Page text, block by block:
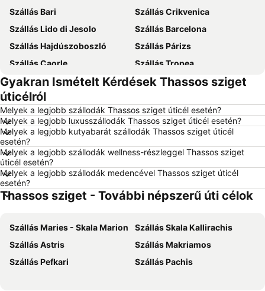
Szállás Bari
Szállás Crikvenica
Szállás Lido di Jesolo
Szállás Barcelona
Szállás Hajdúszoboszló
Szállás Párizs
Szállás Caorle
Szállás Tropea
Szállás Dubrovnik
Szállás Eger
Szállás Debrecen
Szállás Balatonfüred
Szállás London
Szállás Portorož
Szállás Napospart
Szállás Alghero
Szállás Rodosz sziget
Szállás Olaszország
Szállás Málta
Szállás Korfu
Szállás Görögország
Szállás Szlovénia
Gyakran Ismételt Kérdések Thassos sziget
úticélról
Melyek a legjobb szállodák Thassos sziget úticél esetén?
Melyek a legjobb luxusszállodák Thassos sziget úticél esetén?
Melyek a legjobb kutyabarát szállodák Thassos sziget úticél
esetén?
Melyek a legjobb szállodák wellness-részleggel Thassos sziget
úticél esetén?
Melyek a legjobb szállodák medencével Thassos sziget úticél
esetén?
Thassos sziget - További népszerű úti célok
Szállás Maries - Skala Marion
Szállás Skala Kallirachis
Szállás Astris
Szállás Makriamos
Szállás Pefkari
Szállás Pachis